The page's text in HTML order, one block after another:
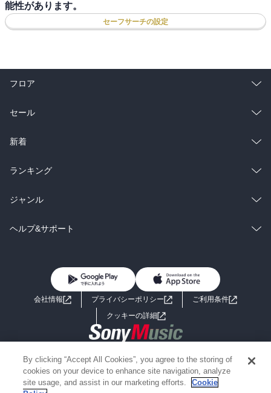
能性があります。
セーフサーチの設定
フロア
総合
ラノベ
雑誌・グラビア
BL・TL
セール
総合
ラノベ
雑誌・グラビア
BL・TL
新着
総合
ラノベ
雑誌・グラビア
ランキング
総合
ラノベ
ジャンル
コミック
ライトノベル 男子向けラノベ
小説
海外小説
ミステリー SF
ヘルプ&サポート
よくあるご質問 お問い合わせ
会社情報 プライバシーポリシー
ご利用条件
クッキーの詳細
Copyright 2017 - 2026 Sony Music Entertainment(Japan) Inc.
Information on the site is for the Japan domestic market only
powered by
By clicking “Accept All Cookies”, you agree to the storing of
cookies on your device to enhance site navigation, analyze
site usage, and assist in our marketing efforts.
Cookie